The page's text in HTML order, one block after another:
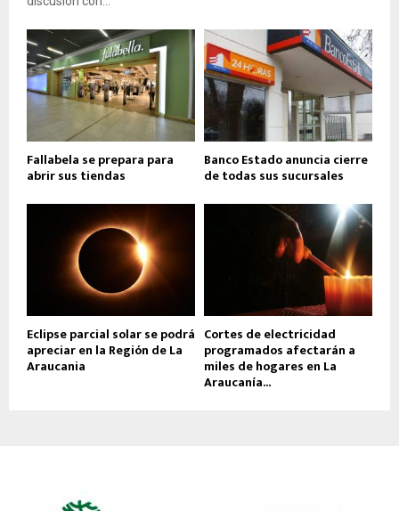
Fallabela se prepara para
abrir sus tiendas
Banco Estado anuncia cierre
de todas sus sucursales
Eclipse parcial solar se podrá
apreciar en la Región de La
Araucania
Cortes de electricidad
programados afectarán a
miles de hogares en La
Araucanía...